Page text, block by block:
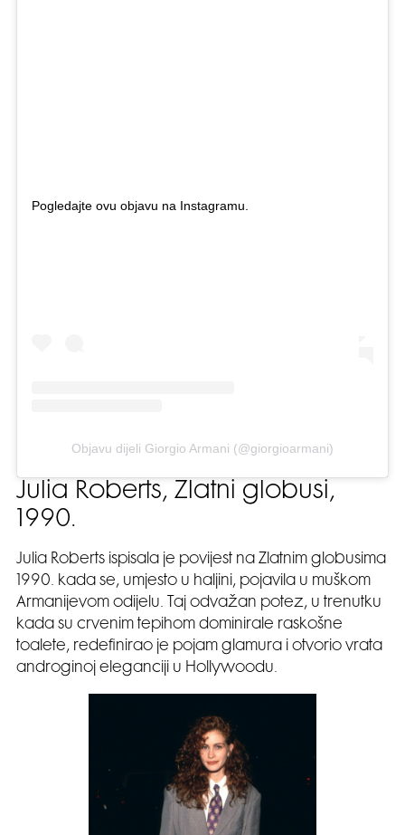
Pogledajte ovu objavu na Instagramu.
Objavu dijeli Giorgio Armani (@giorgioarmani)
Julia Roberts, Zlatni globusi,
1990.
Julia Roberts ispisala je povijest na Zlatnim globusima
1990. kada se, umjesto u haljini, pojavila u muškom
Armanijevom odijelu. Taj odvažan potez, u trenutku
kada su crvenim tepihom dominirale raskošne
toalete, redefinirao je pojam glamura i otvorio vrata
androginoj eleganciji u Hollywoodu.